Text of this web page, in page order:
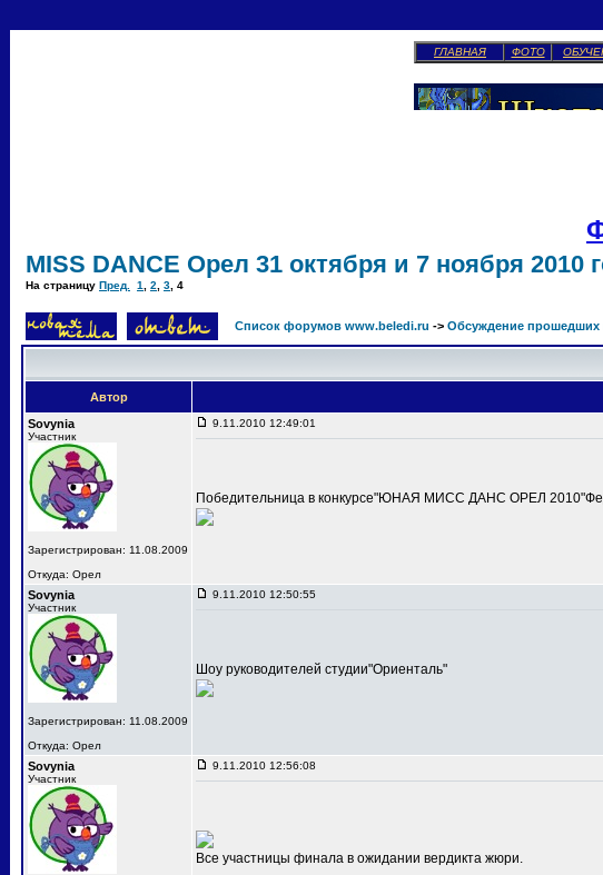
ГЛАВНАЯ ФОТО
MISS DANCE Орел 31 октября и 7 ноября 2010
На страницу Пред. 1 2 3 4
Список форумов www.beledi.ru -> Обсуждение прошедших
Автор
Sovynia
Участник
Зарегистрирован: 11.08.2009
Откуда: Орел
9.11.2010 12:49:01
Победительница в конкурсе"ЮНАЯ МИСС ДАНС ОРЕЛ
Sovynia
Участник
Зарегистрирован: 11.08.2009
Откуда: Орел
9.11.2010 12:50:55
Шоу руководителей студии"Ориенталь"
Sovynia
Участник
9.11.2010 12:56:08
Все участницы финала в ожидании вердикта жюри.